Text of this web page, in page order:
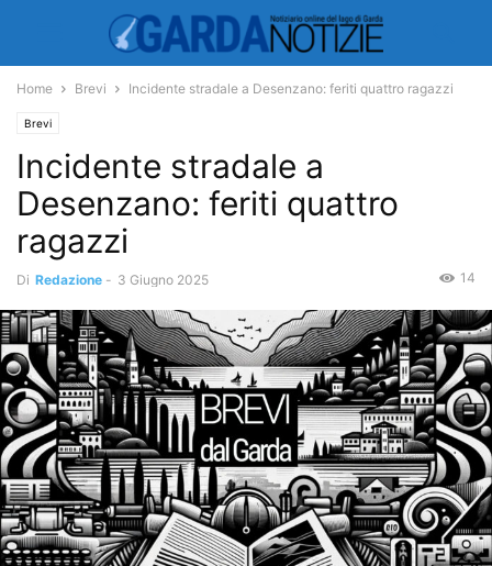
Home Brevi Incidente stradale a Desenzano: feriti quattro ragazzi
Brevi
Incidente stradale a
Desenzano: feriti quattro
ragazzi
Di Redazione - 3 Giugno 2025 14